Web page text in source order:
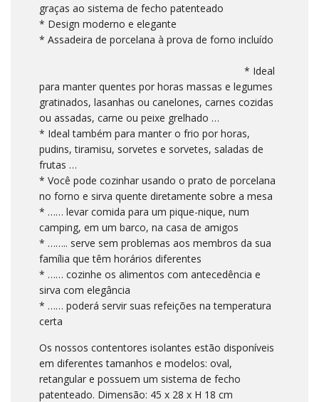
graças ao sistema de fecho patenteado
* Design moderno e elegante
* Assadeira de porcelana à prova de forno incluído
* Ideal
para manter quentes por horas massas e legumes
gratinados, lasanhas ou canelones, carnes cozidas
ou assadas, carne ou peixe grelhado …
* Ideal também para manter o frio por horas,
pudins, tiramisu, sorvetes e sorvetes, saladas de
frutas …
* Você pode cozinhar usando o prato de porcelana
no forno e sirva quente diretamente sobre a mesa
* …… levar comida para um pique-nique, num
camping, em um barco, na casa de amigos
* …….. serve sem problemas aos membros da sua
família que têm horários diferentes
* …… cozinhe os alimentos com antecedência e
sirva com elegância
* …… poderá servir suas refeições na temperatura
certa
Os nossos contentores isolantes estão disponíveis
em diferentes tamanhos e modelos: oval,
retangular e possuem um sistema de fecho
patenteado. Dimensão: 45 x 28 x H 18 cm